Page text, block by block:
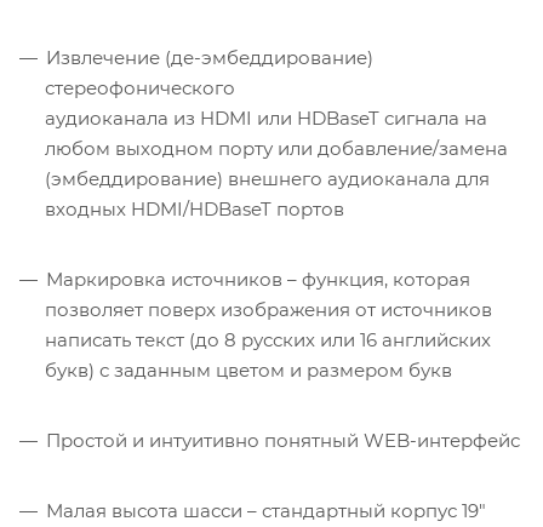
Извлечение (де-эмбеддирование)
стереофонического
аудиоканала из HDMI или HDBaseT сигнала на
любом выходном порту или добавление/замена
(эмбеддирование) внешнего аудиоканала для
входных HDMI/HDBaseT портов
Маркировка источников – функция, которая
позволяет поверх изображения от источников
написать текст (до 8 русских или 16 английских
букв) с заданным цветом и размером букв
Простой и интуитивно понятный WEB-интерфейс
Малая высота шасси – стандартный корпус 19"